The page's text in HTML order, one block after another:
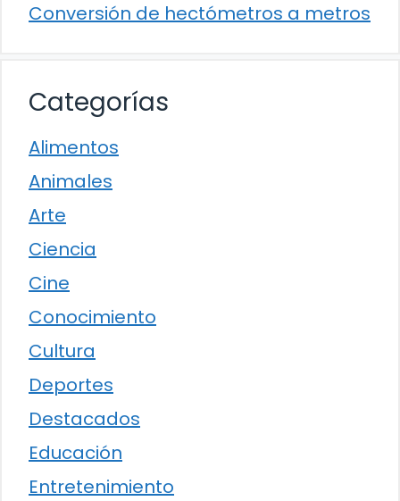
Conversión de hectómetros a metros
Categorías
Alimentos
Animales
Arte
Ciencia
Cine
Conocimiento
Cultura
Deportes
Destacados
Educación
Entretenimiento